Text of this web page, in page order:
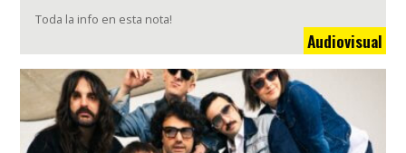
Toda la info en esta nota!
Audiovisual